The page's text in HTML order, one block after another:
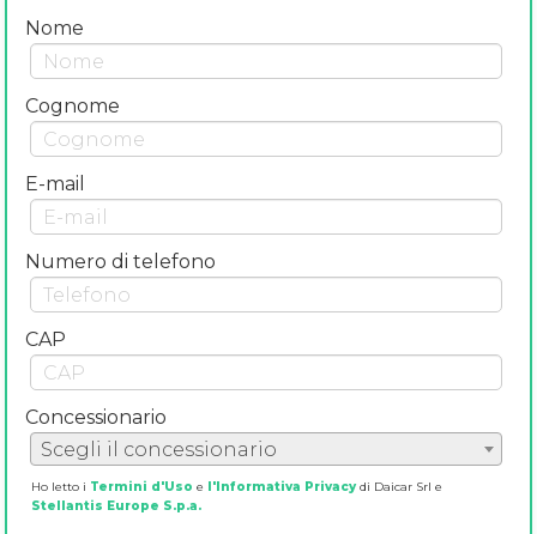
Nome
Cognome
E-mail
Numero di telefono
CAP
Concessionario
Scegli il concessionario
Ho letto i Termini d'Uso e l'Informativa Privacydi Daicar Srl e
Stellantis Europe S.p.a.